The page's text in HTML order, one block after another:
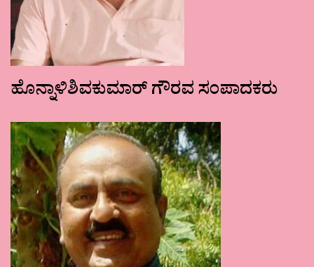
ಹೊನ್ನಾಳಿಶಿವಕುಮಾರ್ ಗೌರವ ಸಂಪಾದಕರು